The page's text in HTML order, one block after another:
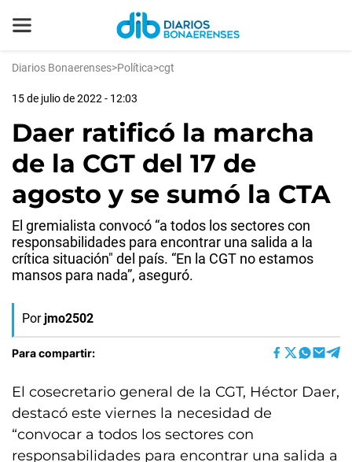
Diarios Bonaerenses>Política>cgt
15 de julio de 2022 - 12:03
Daer ratificó la marcha
de la CGT del 17 de
agosto y se sumó la CTA
El gremialista convocó “a todos los sectores con
responsabilidades para encontrar una salida a la
crítica situación" del país. “En la CGT no estamos
mansos para nada”, aseguró.
Por jmo2502
Para compartir:
El cosecretario general de la CGT, Héctor Daer,
destacó este viernes la necesidad de
“convocar a todos los sectores con
responsabilidades para encontrar una salida a